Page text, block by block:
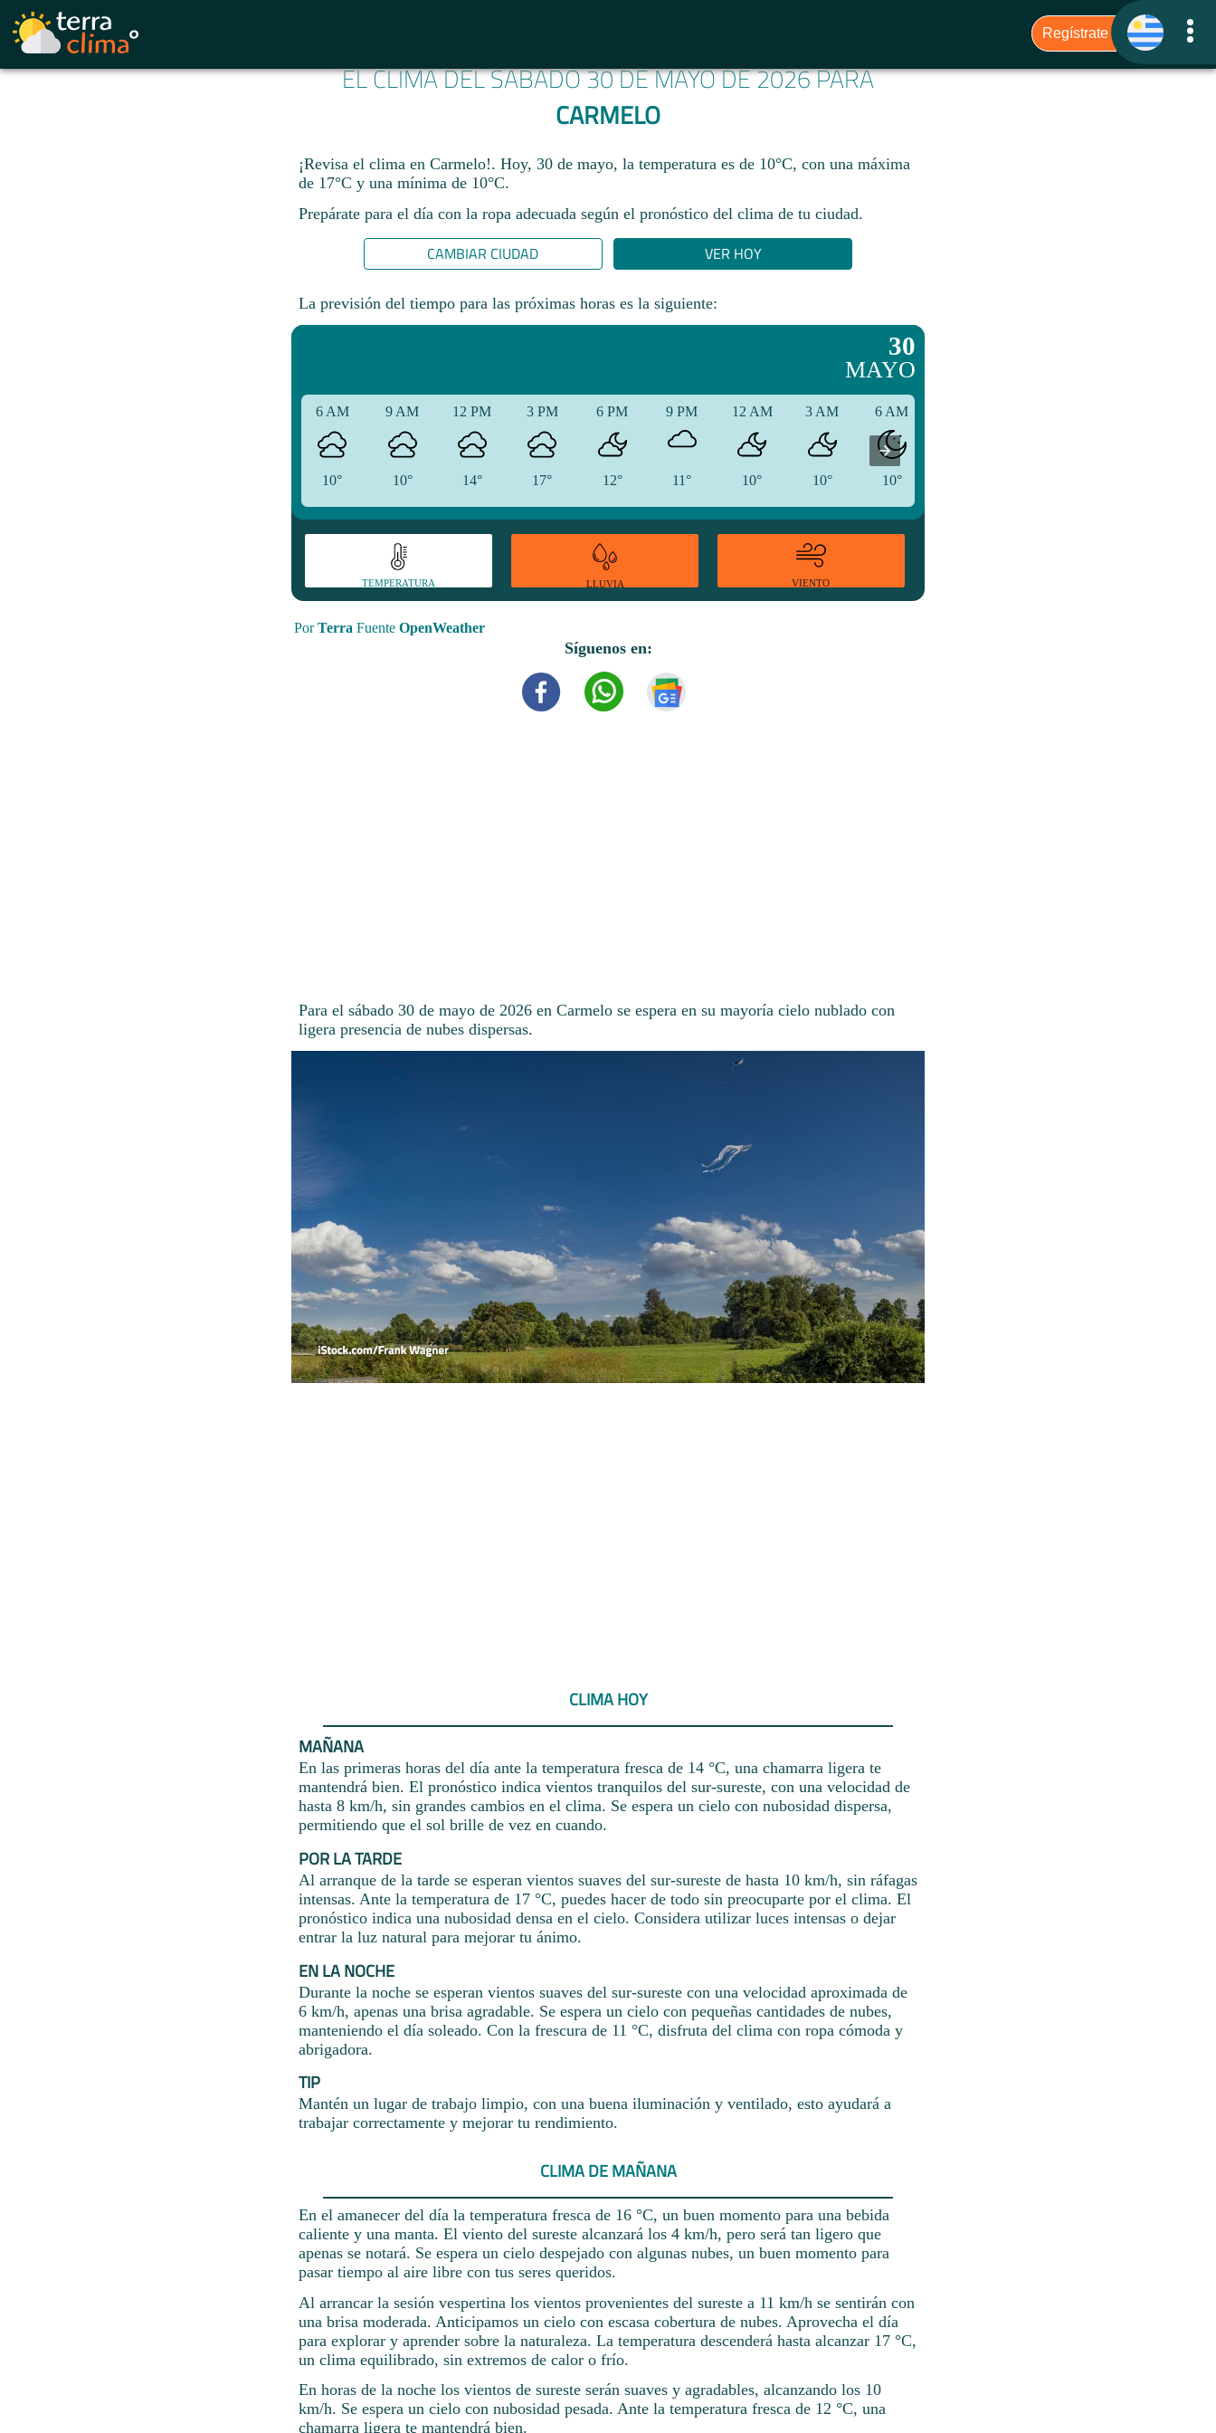
EL CLIMA DEL SÁBADO 30 DE MAYO DE 2026 PARA
CARMELO
¡Revisa el clima en Carmelo!. Hoy, 30 de mayo, la temperatura es de 10°C, con una máxima
de 17°C y una mínima de 10°C.​
Prepárate para el día con la ropa adecuada según el pronóstico del clima de tu ciudad.​
CAMBIAR CIUDAD VER HOY
La previsión del tiempo para las próximas horas es la siguiente:
30
MAYO
6 AM
10°
9 AM
10°
12 PM
14°
3 PM
17°
6 PM
12°
9 PM
11°
12 AM
10°
3 AM
10°
6 AM
10°
TEMPERATURA LLUVIA VIENTO
PorTerra Fuente OpenWeather
Síguenos en:
Para el sábado 30 de mayo de 2026 en Carmelo se espera en su mayoría cielo nublado con
ligera presencia de nubes dispersas.
CLIMA HOY
MAÑANA
En las primeras horas del día ante la temperatura fresca de 14 °C, una chamarra ligera te
mantendrá bien. El pronóstico indica vientos tranquilos del sur-sureste, con una velocidad de
hasta 8 km/h, sin grandes cambios en el clima. Se espera un cielo con nubosidad dispersa,
permitiendo que el sol brille de vez en cuando.
POR LA TARDE
Al arranque de la tarde se esperan vientos suaves del sur-sureste de hasta 10 km/h, sin ráfagas
intensas. Ante la temperatura de 17 °C, puedes hacer de todo sin preocuparte por el clima. El
pronóstico indica una nubosidad densa en el cielo. Considera utilizar luces intensas o dejar
entrar la luz natural para mejorar tu ánimo.
EN LA NOCHE
Durante la noche se esperan vientos suaves del sur-sureste con una velocidad aproximada de
6 km/h, apenas una brisa agradable. Se espera un cielo con pequeñas cantidades de nubes,
manteniendo el día soleado. Con la frescura de 11 °C, disfruta del clima con ropa cómoda y
abrigadora.
TIP
Mantén un lugar de trabajo limpio, con una buena iluminación y ventilado, esto ayudará a
trabajar correctamente y mejorar tu rendimiento.
CLIMA DE MAÑANA
En el amanecer del día la temperatura fresca de 16 °C, un buen momento para una bebida
caliente y una manta. El viento del sureste alcanzará los 4 km/h, pero será tan ligero que
apenas se notará. Se espera un cielo despejado con algunas nubes, un buen momento para
pasar tiempo al aire libre con tus seres queridos.
Al arrancar la sesión vespertina los vientos provenientes del sureste a 11 km/h se sentirán con
una brisa moderada. Anticipamos un cielo con escasa cobertura de nubes. Aprovecha el día
para explorar y aprender sobre la naturaleza. La temperatura descenderá hasta alcanzar 17 °C,
un clima equilibrado, sin extremos de calor o frío.
En horas de la noche los vientos de sureste serán suaves y agradables, alcanzando los 10
km/h. Se espera un cielo con nubosidad pesada. Ante la temperatura fresca de 12 °C, una
chamarra ligera te mantendrá bien.